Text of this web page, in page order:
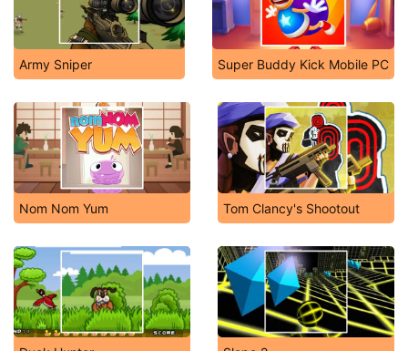
Army Sniper Super Buddy Kick Mobile PC
Nom Nom Yum Tom Clancy's Shootout